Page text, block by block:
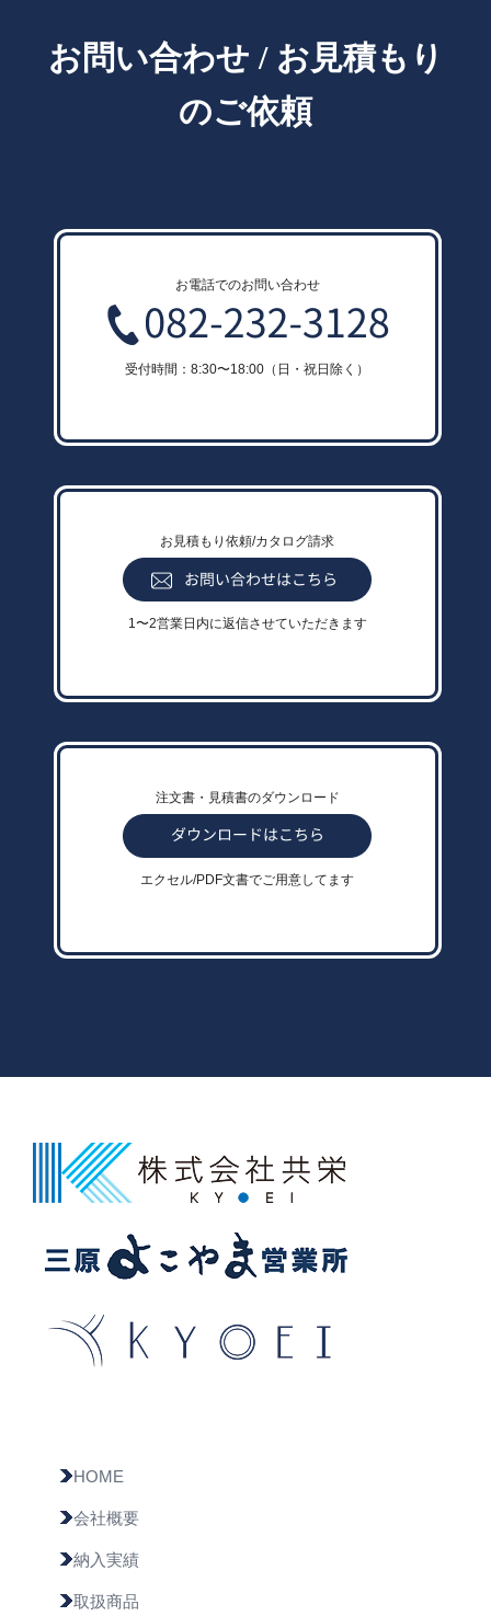
お問い合わせ / お見積もり
のご依頼
お電話でのお問い合わせ
受付時間：8:30〜18:00（日・祝日除く）
お見積もり依頼/カタログ請求
1〜2営業日内に返信させていただきます
注文書・見積書のダウンロード
エクセル/PDF文書でご用意してます
HOME
会社概要
納入実績
取扱商品